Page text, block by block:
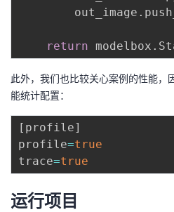
        out_image
.
return modelbox .
此外，我们也比较关心案例的性能，
能统计配置：
[ profile]
profile=true
trace=true
运行项目